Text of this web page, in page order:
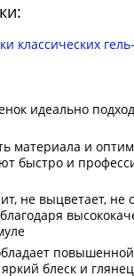
классических
идеально
материала и
быстро и
не выцветает, не
блеск и глянец